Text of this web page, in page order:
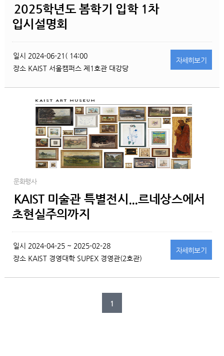
2025학년도 봄학기 입학 1차
입시설명회
일시 2024-06-21( 14:00
장소 KAIST 서울캠퍼스 제1호관 대강당
자세히보기
문화행사
KAIST 미술관 특별전시...르네상스에서
초현실주의까지
일시 2024-04-25 ~ 2025-02-28
장소 KAIST 경영대학 SUPEX 경영관(2호관)
자세히보기
1